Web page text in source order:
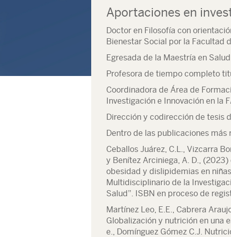
Aportaciones en
Doctor en Filosofía con
Bienestar Social por la Facultad
Egresada de la Maestría en
Profesora de tiempo completo
Coordinadora de Área de
Investigación e Innovación en la
Dirección y codirección de tesis
Dentro de las publicaciones más
Ceballos Juárez, C.L., Vizcarra
y Benítez Arciniega, A. D.,
obesidad y dislipidemias en
Multidisciplinario de la
Salud”. ISBN en proceso de
Martínez Leo, E.E., Cabrera
Globalización y nutrición en una
e., Domínguez Gómez C.J.